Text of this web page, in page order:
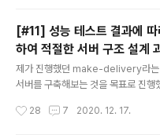
보고 싶었습니다. 최종 테스트 환경 -
서버 구성에서 총 3000명의 동시 사
입니다. - 네이버 클라우드 플랫폼에
B 서버를 한대 띄워 Ngrinder를 설
음식점 조회 기능을 성능테스트했고
0개 정도로 테스트했고 Redis 캐시
[#11] 성능 테스트 결과에 따
하여 적절한 서버 구조 설계
제가 진행했던 make-delivery라는
서버를 구축해보는 것을 목표로 진행
대 (Master, Slave) - Redis 서버 1
28 7 2020. 12. 17.